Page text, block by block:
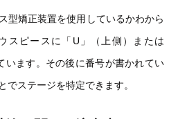
型矯正装置を使用しているかわから
スピースに「U」（上側）または
います。その後に番号が書かれてい
でステージを特定できます。